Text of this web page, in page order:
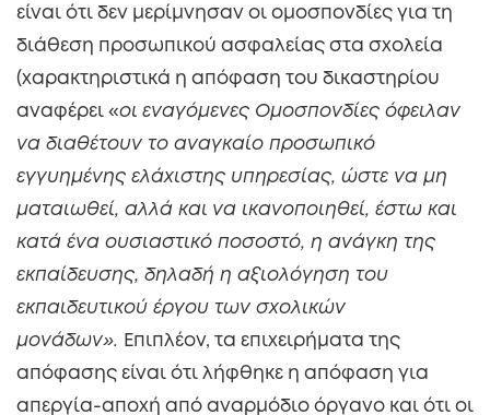
είναι ότι δεν μερίμνησαν οι ομοσπονδίες για τη
διάθεση προσωπικού ασφαλείας στα σχολεία
(χαρακτηριστικά η απόφαση του δικαστηρίου
αναφέρει «οι εναγόμενες Ομοσπονδίες όφειλαν
να διαθέτουν το αναγκαίο προσωπικό
εγγυημένης ελάχιστης υπηρεσίας, ώστε να μη
ματαιωθεί, αλλά και να ικανοποιηθεί, έστω και
κατά ένα ουσιαστικό ποσοστό, η ανάγκη της
εκπαίδευσης, δηλαδή η αξιολόγηση του
εκπαιδευτικού έργου των σχολικών
μονάδων». Επιπλέον, τα επιχειρήματα της
απόφασης είναι ότι λήφθηκε η απόφαση για
απεργία-αποχή από αναρμόδιο όργανο και ότι οι